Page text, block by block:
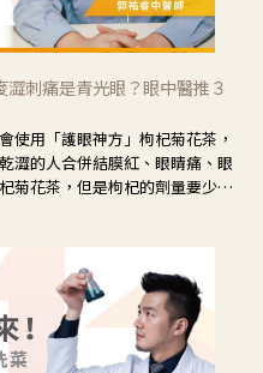
澀刺痛是青光眼？眼中醫推３
使用「護眼神方」枸杞菊花茶，
澀的人合併結膜紅、眼睛痛、眼
菊花茶，但是枸杞的劑量要少，
單純的眼睛乾澀，結膜沒有紅，
陰虛」，就可以使用枸杞、蓮
效果就更顯著。